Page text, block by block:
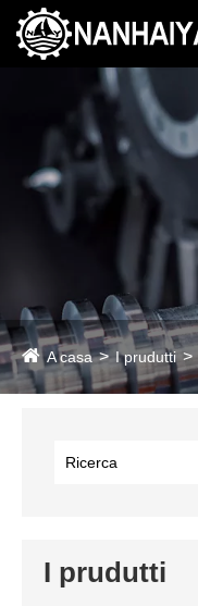
A casa I prudutti
I prudutti